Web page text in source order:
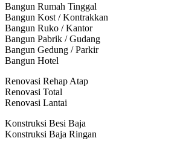
Bangun Rumah Tinggal
Bangun Kost / Kontrakkan
Bangun Ruko / Kantor
Bangun Pabrik / Gudang
Bangun Gedung / Parkir
Bangun Hotel
Renovasi Rehap Atap
Renovasi Total
Renovasi Lantai
Konstruksi Besi Baja
Konstruksi Baja Ringan